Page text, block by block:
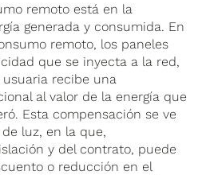
remoto está en la
generada y consumida. En
remoto, los paneles
que se inyecta a la red,
recibe una
al valor de la energía que
Esta compensación se ve
luz, en la que,
y del contrato, puede
o reducción en el